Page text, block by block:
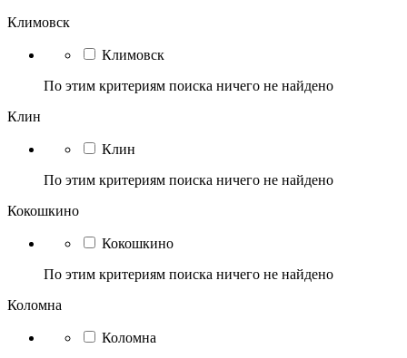
Климовск
Климовск
По этим критериям поиска ничего не найдено
Клин
Клин
По этим критериям поиска ничего не найдено
Кокошкино
Кокошкино
По этим критериям поиска ничего не найдено
Коломна
Коломна